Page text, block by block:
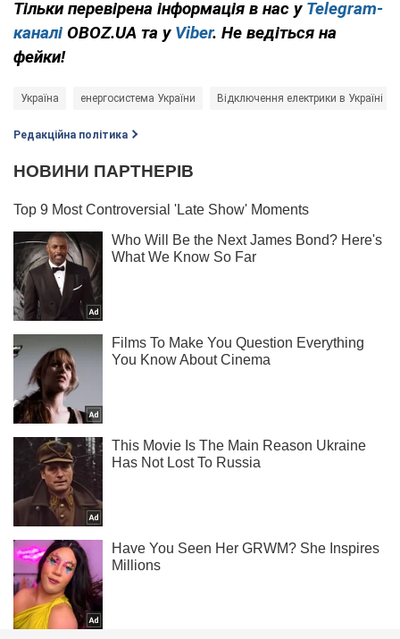
Тільки перевірена інформація в нас у Telegram-
каналі OBOZ.UA та у Viber. Не ведіться на
фейки!
Україна енергосистема України Відключення електрики в Україні
Редакційна політика